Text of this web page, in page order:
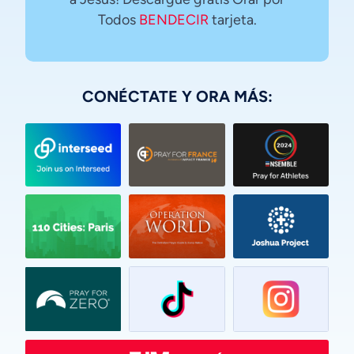
Todos BENDECIR tarjeta.
CONÉCTATE Y ORA MÁS:
Swahili
Tamil
Telugu
Urdu
Vietnamese